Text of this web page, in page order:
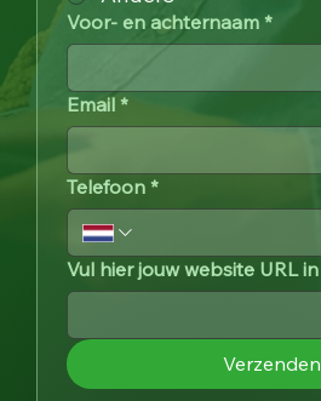
Voor- en achternaam *
Email *
Telefoon *
Vul hier jouw website URL in
Verzenden